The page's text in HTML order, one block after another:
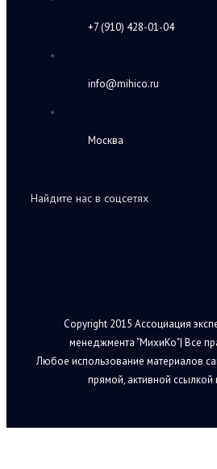
+7 (910) 428-01-04
info@mihico.ru
Москва
Найдите нас в соцсетях
Copyright 2015 Ассоциация
менеджмента "МихиКо"| Все
Любое использование материалов
прямой, активной ссылкой